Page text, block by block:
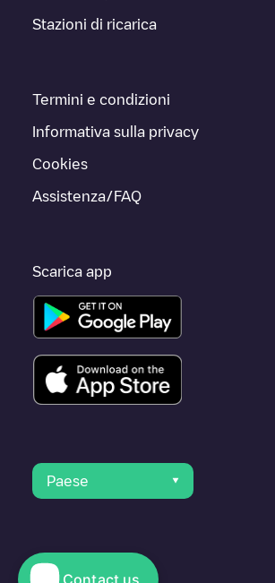
Stazioni di ricarica
Termini e condizioni
Informativa sulla privacy
Cookies
Assistenza/FAQ
Scarica app
Paese
© 2023 Electromaps
Contact us